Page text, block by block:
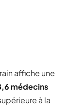
affiche une
médecins
à la